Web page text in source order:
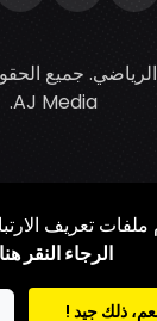
جميع
AJ Media
.
تعريف
الرجاء النقر هنا
ذلك جيد !